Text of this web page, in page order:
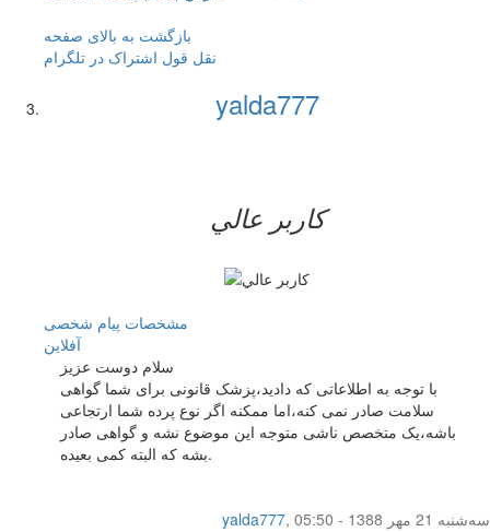
بازگشت به بالای صفحه
نقل قول اشتراک در تلگرام
yalda777
کاربر عالي
مشخصات پیام شخصی
آفلاين
سلام دوست عزیز
با توجه به اطلاعاتی که دادید،پزشک قانونی برای شما گواهی
سلامت صادر نمی کنه،اما ممکنه اگر نوع پرده شما ارتجاعی
باشه،یک متخصص ناشی متوجه این موضوع نشه و گواهی صادر
بشه که البته کمی بعیده.
yalda777,
سه‌شنبه 21 مهر 1388 - 05:50